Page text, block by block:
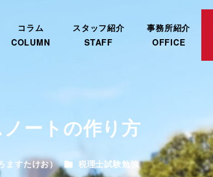
コラム
COLUMN
スタッフ紹介
STAFF
事務所紹介
OFFICE
ートの作り方
ますたけお） カテゴリー
税理士試験勉強